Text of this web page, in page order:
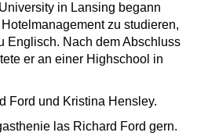
in Lansing begann
zu studieren,
Englisch. Nach dem Abschluss
er an einer Highschool in
Ford und Kristina Hensley.
las Richard Ford gern.